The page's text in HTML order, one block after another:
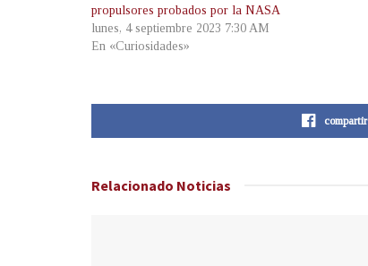
propulsores probados por la NASA
lunes, 4 septiembre 2023 7:30 AM
En «Curiosidades»
compartir
Relacionado Noticias